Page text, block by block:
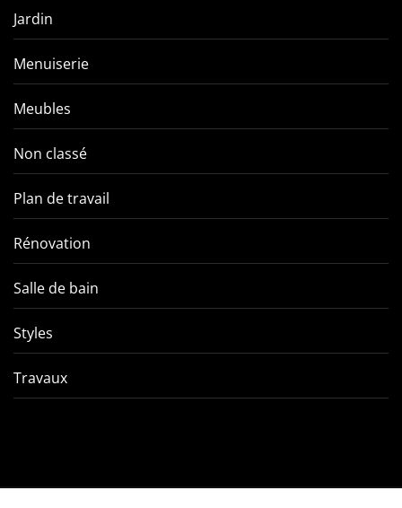
Jardin
Menuiserie
Meubles
Non classé
Plan de travail
Rénovation
Salle de bain
Styles
Travaux